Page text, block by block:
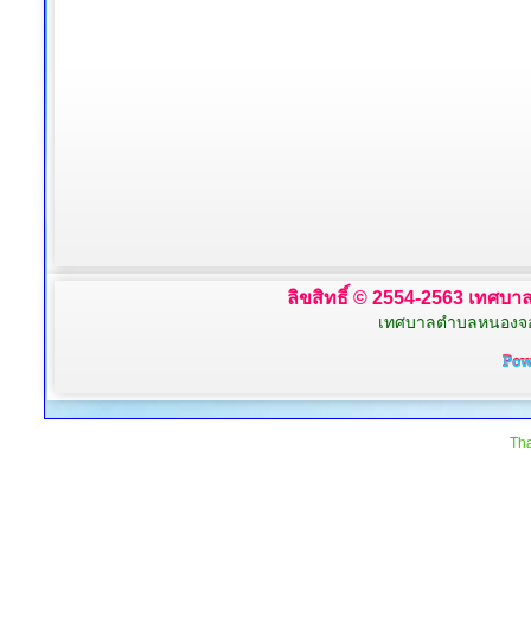
ลิขสิทธิ์ © 2554-2563 เทศบ
เทศบาลตำบลหนองจ